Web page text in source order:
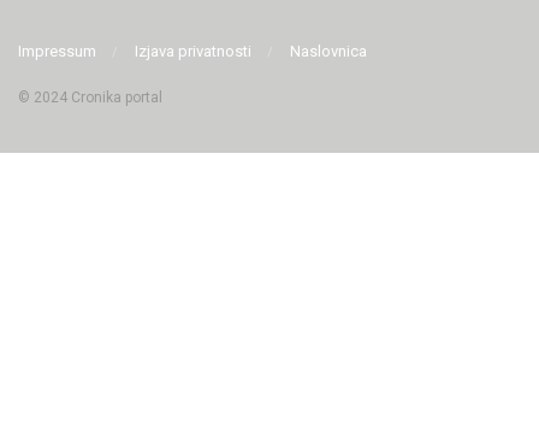
Impressum Izjava privatnosti Naslovnica
© 2024 Cronika portal